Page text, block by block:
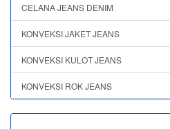
CELANA JEANS DENIM
KONVEKSI JAKET JEANS
KONVEKSI KULOT JEANS
KONVEKSI ROK JEANS